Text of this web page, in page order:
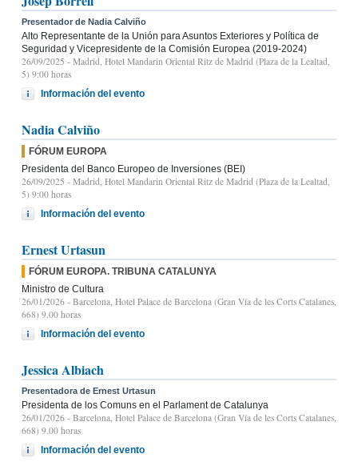
Presentador de Nadia Calviño
Alto Representante de la Unión para Asuntos Exteriores y Política de
Seguridad y Vicepresidente de la Comisión Europea (2019-2024)
26/09/2025 - Madrid, Hotel Mandarin Oriental Ritz de Madrid (Plaza de la Lealtad,
5) 9:00 horas
Información del evento
Nadia Calviño
FÓRUM EUROPA
Presidenta del Banco Europeo de Inversiones (BEI)
26/09/2025 - Madrid, Hotel Mandarin Oriental Ritz de Madrid (Plaza de la Lealtad,
5) 9:00 horas
Información del evento
Ernest Urtasun
FÓRUM EUROPA. TRIBUNA CATALUNYA
Ministro de Cultura
26/01/2026 - Barcelona, Hotel Palace de Barcelona (Gran Vía de les Corts Catalanes,
668) 9.00 horas
Información del evento
Jessica Albiach
Presentadora de Ernest Urtasun
Presidenta de los Comuns en el Parlament de Catalunya
26/01/2026 - Barcelona, Hotel Palace de Barcelona (Gran Vía de les Corts Catalanes,
668) 9.00 horas
Información del evento